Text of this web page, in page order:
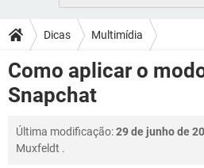
CELULAR
OUTLOOK
INSTAGRAM
DICAS
JOGOS
CELULAR
OUTLOOK
INSTAGRAM
DOWNLOADS
JOGOS
OUTLOOK
FÓRUM
JOGOS
GLOSSÁRIO
Dicas Multimídia
Como aplicar o
Snapchat
Última modificação:29 de junho de
Muxfeldt .